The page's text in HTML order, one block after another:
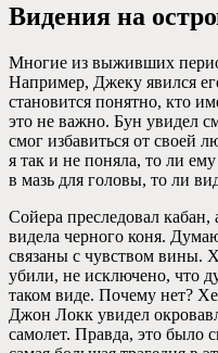
Видения на
Многие из выживших
Например, Джеку явился
становится понятно, кто
это не важно. Бун увидел
смог избавиться от своей
я так и не поняла, то ли
в мазь для головы, то ли
Сойера преследовал
видела черного коня.
связаны с чувством вины.
убили, не исключено, что
таком виде. Почему нет?
Джон Локк увидел
самолет. Правда, это было